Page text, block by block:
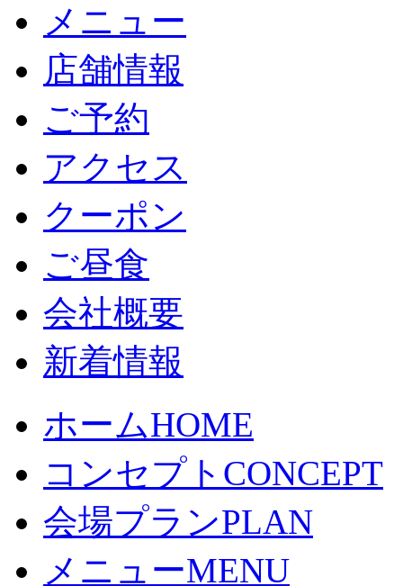
メニュー
店舗情報
ご予約
アクセス
クーポン
ご昼食
会社概要
新着情報
ホームHOME
コンセプト CONCEPT
会場プランPLAN
メニューMENU